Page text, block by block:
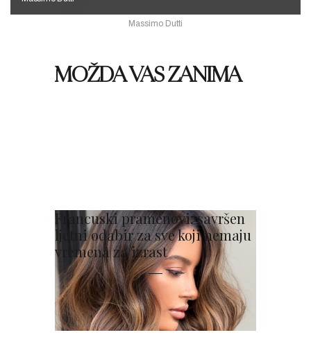
Massimo Dutti
MOŽDA VAS ZANIMA
Francuski pramenovi: savršen
ljetni odabir za sve koji nemaju
vremena za izrast